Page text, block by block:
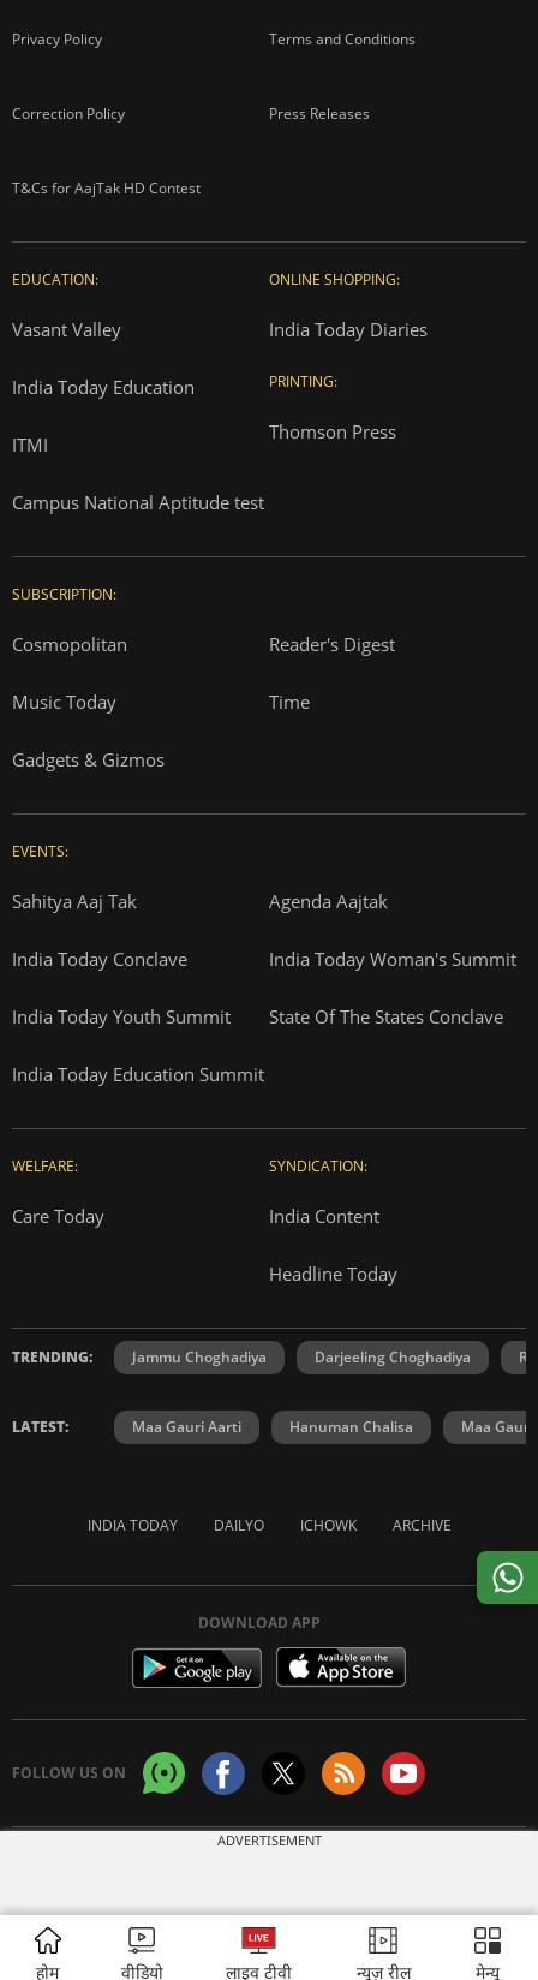
Privacy Policy Terms and Conditions
Correction Policy Press Releases
T&Cs for AajTak HD Contest
EDUCATION:
Vasant Valley
India Today Education
ITMI
Campus National Aptitude test
ONLINE SHOPPING:
India Today Diaries
PRINTING:
Thomson Press
SUBSCRIPTION:
Cosmopolitan Reader's Digest
Music Today Time
Gadgets & Gizmos
EVENTS:
Sahitya Aaj Tak Agenda Aajtak
India Today Conclave India Today Woman's Summit
India Today Youth Summit State Of The States Conclave
India Today Education Summit
WELFARE:
Care Today
SYNDICATION:
India Content
Headline Today
TRENDING: Jammu Choghadiya Darjeeling Choghadiya
LATEST: Maa Gauri Aarti Hanuman Chalisa Maa Gauri
INDIA TODAY DAILYO ICHOWK ARCHIVE
DOWNLOAD APP
FOLLOW US ON
ADVERTISEMENT
होम वीडियो लाइव टीवी न्यूज़ रील मेन्यू